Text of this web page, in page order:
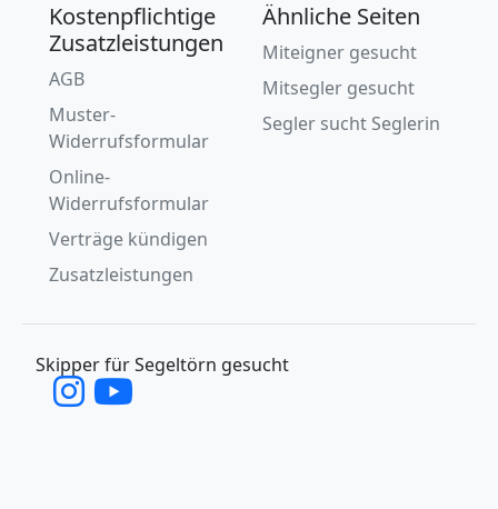
Kostenpflichtige
Zusatzleistungen
AGB
Muster-
Widerrufsformular
Online-
Widerrufsformular
Verträge kündigen
Zusatzleistungen
Ähnliche Seiten
Miteigner gesucht
Mitsegler gesucht
Segler sucht Seglerin
Skipper für Segeltörn gesucht